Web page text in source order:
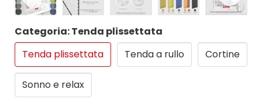
Categoria: Tenda plissettata
Tenda plissettata
Tenda a rullo Cortine
Sonno e relax